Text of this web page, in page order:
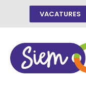
VACATURES